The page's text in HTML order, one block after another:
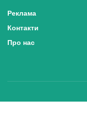
Реклама
Контакти
Про нас
Політика